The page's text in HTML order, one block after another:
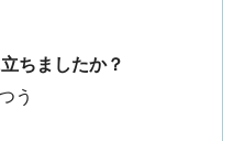
ちましたか？
う